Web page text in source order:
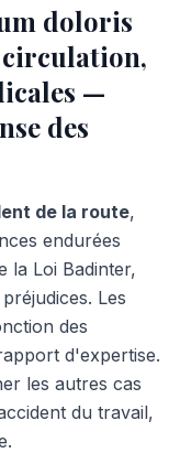
doloris
circulation,
—
des
de la route,
endurées
la Loi Badinter,
Les
des
d'expertise.
les autres cas
du travail,